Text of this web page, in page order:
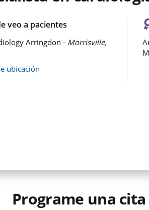
veo a pacientes
Arringdon - Morrisville,
ubicación
Programe una